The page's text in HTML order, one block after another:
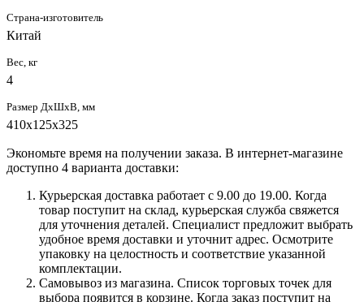
Страна-изготовитель
Китай
Вес, кг
4
Размер ДхШхВ, мм
410х125х325
Экономьте время на получении заказа. В интернет-магазине
доступно 4 варианта доставки:
Курьерская доставка работает с 9.00 до 19.00. Когда
товар поступит на склад, курьерская служба свяжется
для уточнения деталей. Специалист предложит выбрать
удобное время доставки и уточнит адрес. Осмотрите
упаковку на целостность и соответствие указанной
комплектации.
Самовывоз из магазина. Список торговых точек для
выбора появится в корзине. Когда заказ поступит на